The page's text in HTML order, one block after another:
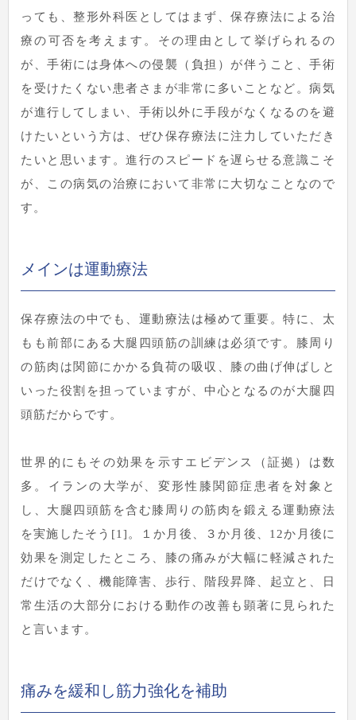
っても、整形外科医としてはまず、保存療法による治
療の可否を考えます。その理由として挙げられるの
が、手術には身体への侵襲（負担）が伴うこと、手術
を受けたくない患者さまが非常に多いことなど。病気
が進行してしまい、手術以外に手段がなくなるのを避
けたいという方は、ぜひ保存療法に注力していただき
たいと思います。進行のスピードを遅らせる意識こそ
が、この病気の治療において非常に大切なことなので
す。
メインは運動療法
保存療法の中でも、運動療法は極めて重要。特に、太
もも前部にある大腿四頭筋の訓練は必須です。膝周り
の筋肉は関節にかかる負荷の吸収、膝の曲げ伸ばしと
いった役割を担っていますが、中心となるのが大腿四
頭筋だからです。
世界的にもその効果を示すエビデンス（証拠）は数
多。イランの大学が、変形性膝関節症患者を対象と
し、大腿四頭筋を含む膝周りの筋肉を鍛える運動療法
を実施したそう[1]。１か月後、３か月後、12か月後に
効果を測定したところ、膝の痛みが大幅に軽減された
だけでなく、機能障害、歩行、階段昇降、起立と、日
常生活の大部分における動作の改善も顕著に見られた
と言います。
痛みを緩和し筋力強化を補助